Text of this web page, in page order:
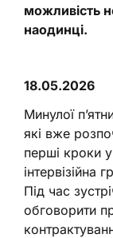
можливість
наодинці.
18.05.2026
Минулої
які вже
перші кроки
інтервізійна
Під час
обговорити